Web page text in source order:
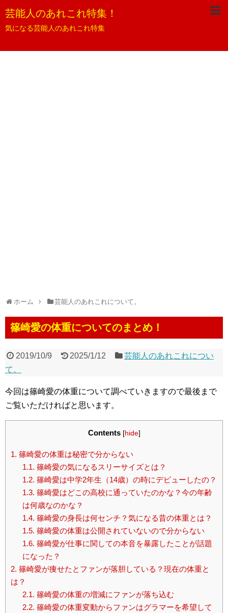
芸能人のあれこれ特集！
気になる芸能人のあれこれ特集
ホーム 芸能人のあれこれについて。
篠崎愛の体重についてのまとめ！
2019/10/9 2025/1/12
芸能人のあれこれについ
て。
今回は篠崎愛の体重について調べていきますので最後まで
ご覧いただければと思います。
Contents [hide]
1. 篠崎愛の体重は秘密で分からない
1.1. 篠崎愛の気になるスリーサイズとは？
1.2. 篠崎愛は中学2年生（14歳）の時にデビューしたの？
1.3. 篠崎愛はどこの高校に通っていたのかな？今の年齢
は何歳なのかな？
1.4. 篠崎愛の身長は何センチ？気になる昔の体重とは？
1.5. 篠崎愛の体重は公開されていないので分からない
1.6. 篠崎愛が仕事に関しての本音を暴露したことが話題
になった？
2. 篠崎愛が痩せたとファンが落胆している？現在の体重と
は？
2.1. 篠崎愛の体重の増減にファンが落ち込む
2.2. 篠崎愛の体重変動からファンはグラマーを希望して